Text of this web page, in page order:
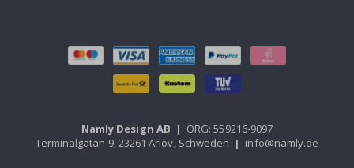
Namly Design AB | ORG: 559216-9097
Terminalgatan 9, 23261 Arlöv, Schweden | info@namly.de